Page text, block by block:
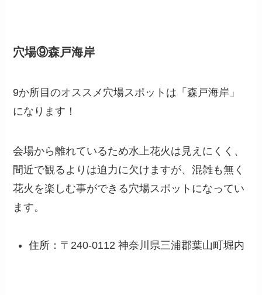
穴場⑨森戸海岸
9か所目のオススメ穴場スポットは「森戸海岸」
になります！
会場から離れているため水上花火は見えにくく、
間近で観るよりは迫力に欠けますが、混雑も無く
花火を楽しむ事ができる穴場スポットになってい
ます。
住所：〒240-0112 神奈川県三浦郡葉山町堀内